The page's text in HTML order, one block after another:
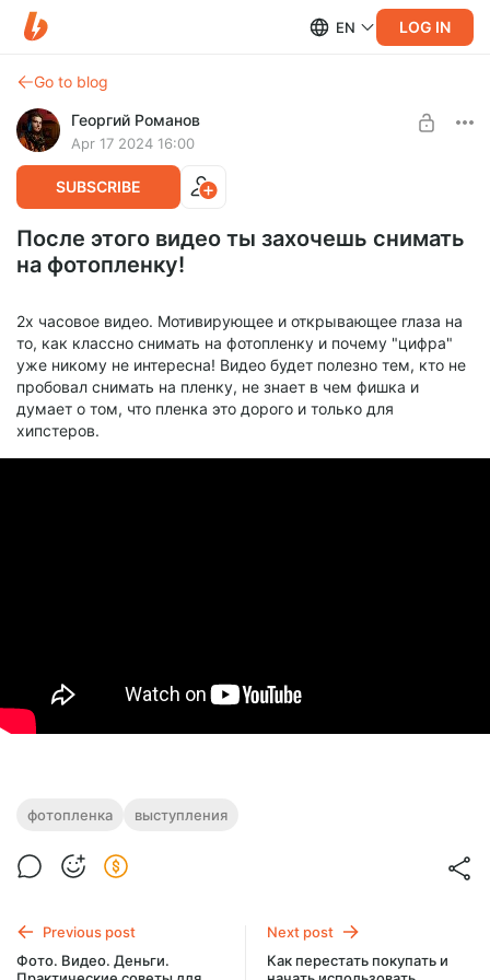
EN LOG IN
Go to blog
Георгий Романов
Apr 17 2024 16:00
SUBSCRIBE
После этого видео ты захочешь снимать
на фотопленку!
2х часовое видео. Мотивирующее и открывающее глаза на
то, как классно снимать на фотопленку и почему "цифра"
уже никому не интересна! Видео будет полезно тем, кто не
пробовал снимать на пленку, не знает в чем фишка и
думает о том, что пленка это дорого и только для
хипстеров.
фотопленка выступления
Previous post
Фото. Видео. Деньги.
Next post
Как перестать покупать и